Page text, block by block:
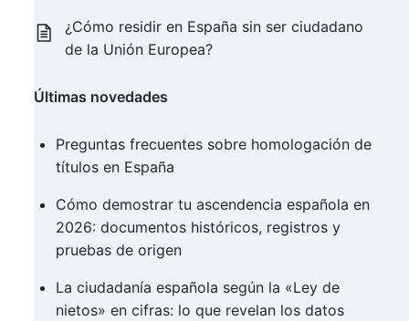
¿Cómo residir en España sin ser ciudadano
de la Unión Europea?
Últimas novedades
Preguntas frecuentes sobre homologación de
títulos en España
Cómo demostrar tu ascendencia española en
2026: documentos históricos, registros y
pruebas de origen
La ciudadanía española según la «Ley de
nietos» en cifras: lo que revelan los datos